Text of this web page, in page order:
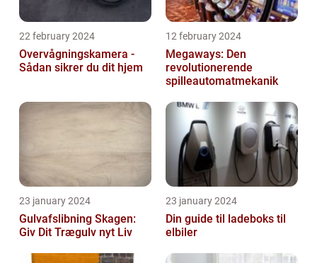
22 february 2024
Overvågningskamera -
Sådan sikrer du dit hjem
12 february 2024
Megaways: Den
revolutionerende
spilleautomatmekanik
23 january 2024
Gulvafslibning Skagen:
Giv Dit Trægulv nyt Liv
23 january 2024
Din guide til ladeboks til
elbiler